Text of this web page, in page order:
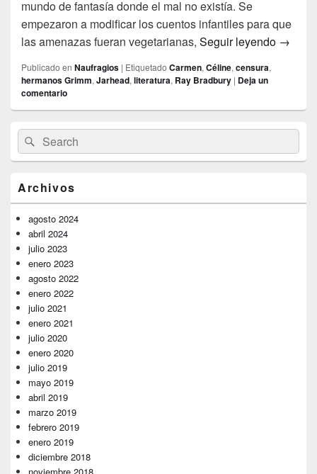
mundo de fantasía donde el mal no existía. Se
empezaron a modificar los cuentos infantiles para que
las amenazas fueran vegetarianas, Seguir leyendo →
Publicado en Naufragios | Etiquetado Carmen, Céline, censura,
hermanos Grimm, Jarhead, literatura, Ray Bradbury | Deja un
comentario
área
de
widget
lateral
primaria
Buscar
por:
Buscar
Archivos
agosto 2024
abril 2024
julio 2023
enero 2023
agosto 2022
enero 2022
julio 2021
enero 2021
julio 2020
enero 2020
julio 2019
mayo 2019
abril 2019
marzo 2019
febrero 2019
enero 2019
diciembre 2018